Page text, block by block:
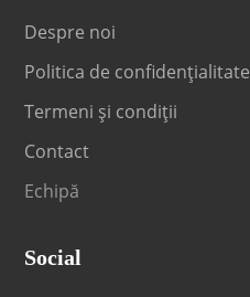
Despre noi
Politica de confidențialitate
Termeni și condiții
Contact
Echipă
Social